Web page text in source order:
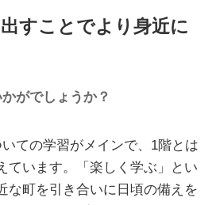
すことでより身近に
がでしょうか？
ての学習がメインで、1階とは
ています。「楽しく学ぶ」とい
な町を引き合いに日頃の備えを